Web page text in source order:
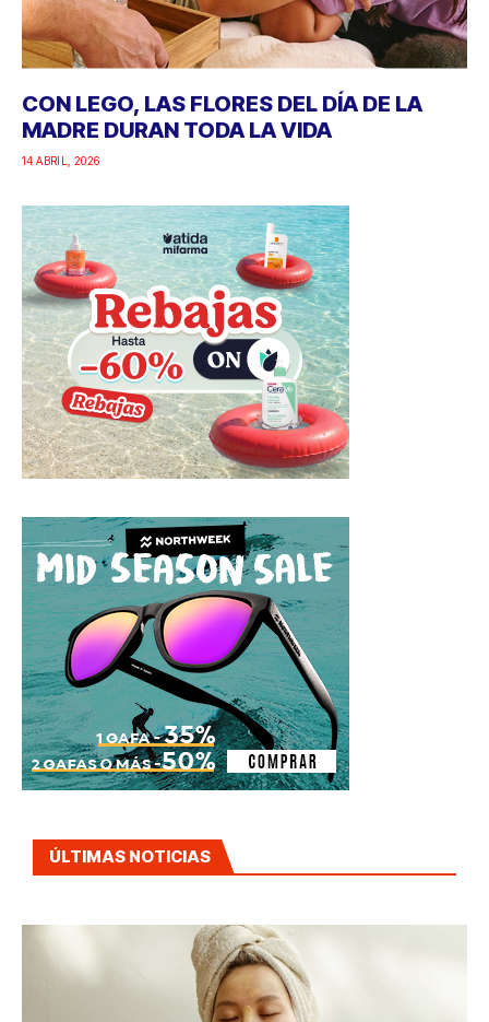
CON LEGO, LAS FLORES DEL DÍA DE LA
MADRE DURAN TODA LA VIDA
14 ABRIL, 2026
ÚLTIMAS NOTICIAS